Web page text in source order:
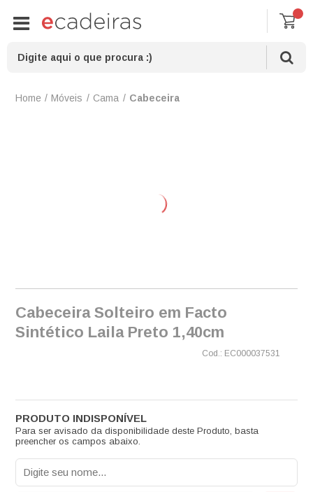
Móveis Cama Cabeceira
Cabeceira Solteiro em Facto
Sintético Laila Preto 1,40cm
EC000037531
Para ser avisado da disponibilidade deste Produto, basta
preencher os campos abaixo.